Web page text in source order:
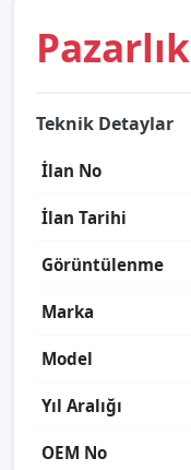
Pazarlık
Teknik Detaylar
İlan No
İlan Tarihi
Görüntülenme
Marka
Model
Yıl Aralığı
OEM No